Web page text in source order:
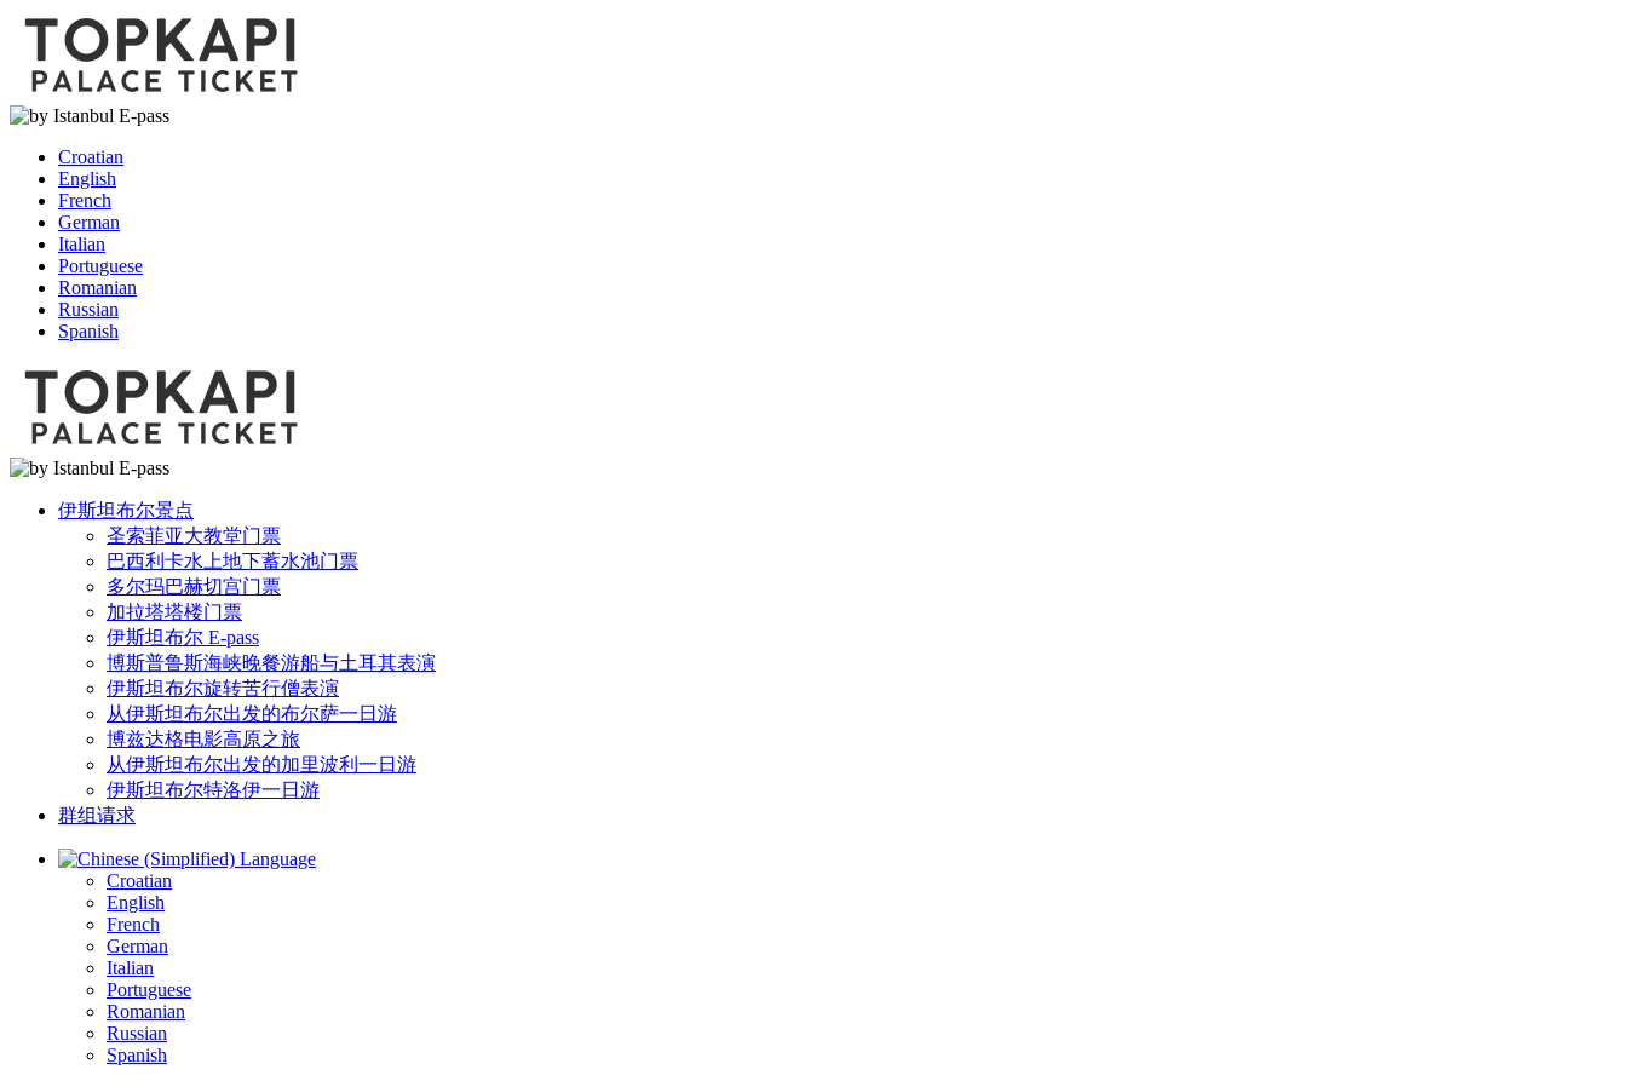
Croatian
English
French
German
Italian
Portuguese
Romanian
Russian
Spanish
伊斯坦布尔景点
圣索菲亚大教堂门票
巴西利卡水上地下蓄水池门票
多尔玛巴赫切宫门票
加拉塔塔楼门票
伊斯坦布尔 E-pass
博斯普鲁斯海峡晚餐游船与土耳其表演
伊斯坦布尔旋转苦行僧表演
从伊斯坦布尔出发的布尔萨一日游
博兹达格电影高原之旅
从伊斯坦布尔出发的加里波利一日游
伊斯坦布尔特洛伊一日游
群组请求
Language
Croatian
English
French
German
Italian
Portuguese
Romanian
Russian
Spanish